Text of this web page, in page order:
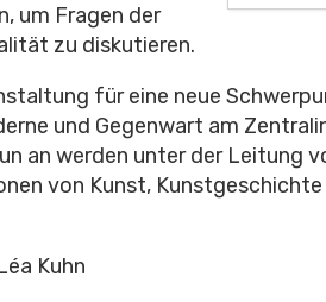
um Fragen der
zu diskutieren.
für eine neue
und Gegenwart am
an werden unter der Leitung
von Kunst,
Kuhn